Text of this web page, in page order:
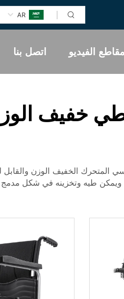
AR
مقاطع الفيديو اتصل بنا
خفيف
الخفيف الوزن والقابل
طيه وتخزينه في شكل مدمج